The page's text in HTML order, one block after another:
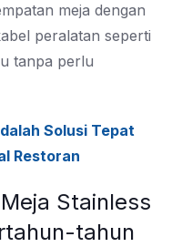
meja dengan
peralatan seperti
tanpa perlu
Solusi Tepat
Restoran
Stainless
tahun